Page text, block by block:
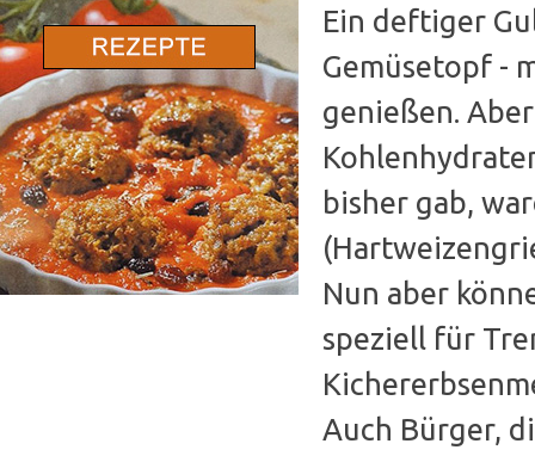
Ein deftiger
Gemüsetopf -
genießen.
bisher gab,
Nun aber
speziell für
Auch Bürger,
ohne Sellerie
ohne Lupine
ohne Gluten
ohne Nüsse